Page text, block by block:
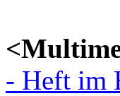
- Heft im